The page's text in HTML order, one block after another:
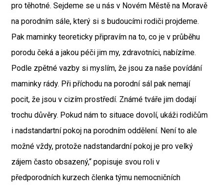
pro těhotné. Sejdeme se u nás v Novém Městě na Moravě
na porodním sále, který si s budoucími rodiči projdeme.
Pak maminky teoreticky připravím na to, co je v průběhu
porodu čeká a jakou péči jim my, zdravotníci, nabízíme.
Podle zpětné vazby si myslím, že jsou za naše povídání
maminky rády. Při příchodu na porodní sál pak nemají
pocit, že jsou v cizím prostředí. Známé tváře jim dodají
trochu důvěry. Pokud nám to situace dovolí, ukáži rodičům
i nadstandartní pokoj na porodním oddělení. Není to ale
možné vždy, protože nadstandardní pokoj je pro velký
zájem často obsazený,“ popisuje svou roli v
předporodních kurzech členka týmu nemocničních